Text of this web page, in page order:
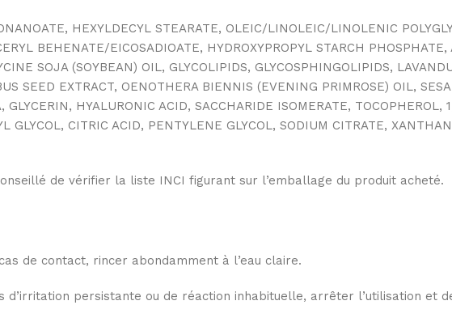
HEXYLDECYL STEARATE, OLEIC/LINOLEIC/LINOLENIC
BEHENATE/EICOSADIOATE, HYDROXYPROPYL STARCH
SOJA (SOYBEAN) OIL, GLYCOLIPIDS, GLYCOSPHINGOLIPIDS,
SEED EXTRACT, OENOTHERA BIENNIS (EVENING PRIMROSE) OIL,
HYALURONIC ACID, SACCHARIDE ISOMERATE, TOCOPHEROL,
GLYCOL, CITRIC ACID, PENTYLENE GLYCOL, SODIUM CITRATE,
de vérifier la liste INCI figurant sur l’emballage du produit acheté.
de contact, rincer abondamment à l’eau claire.
d’irritation persistante ou de réaction inhabituelle, arrêter l’utilisation et